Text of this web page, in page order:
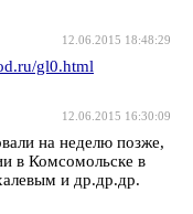
12.06.2015 18:48:29
gl0.html
12.06.2015 16:30:09
на неделю позже,
в Комсомольске в
и др.др.др.